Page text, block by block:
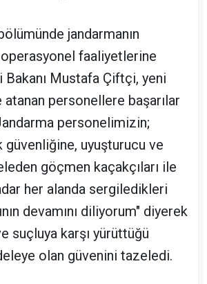
jandarmanın
faaliyetlerine
Mustafa Çiftçi, yeni
personellere başarılar
personelimizin;
uyuşturucu ve
göçmen kaçakçıları ile
her alanda sergiledikleri
devamını diliyorum" diyerek
suçluya karşı yürüttüğü
olan güvenini tazeledi.